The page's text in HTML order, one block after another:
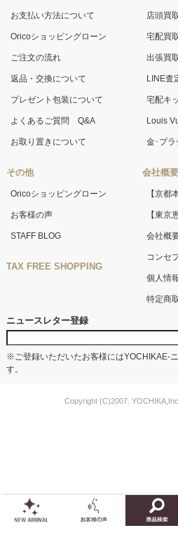
お支払い方法について
Oricoショッピングローン
ご注文の流れ
返品・交換について
プレゼント包装について
よくあるご質問 Q&A
お取り置きについて
その他
Oricoショッピングローン
お客様の声
STAFF BLOG
TAX FREE SHOPPING
店頭買
宅配買
出張買
LINE査
宅配キ
Louis
金･プラ
会社概要
【京都
【東京
会社概
コンセ
個人情
特定商
ニュースレター登録
※ご登録いただいたお客様にはYOCHIKAE-
す。
Copyright (C)2007.